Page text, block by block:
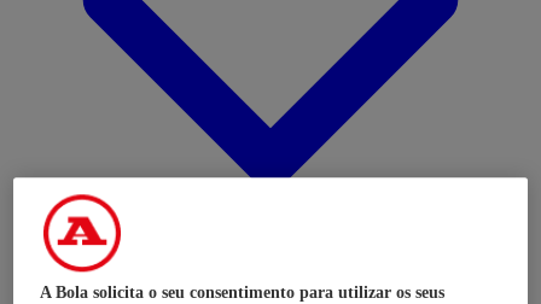
A Bola solicita o seu consentimento para utilizar os seus